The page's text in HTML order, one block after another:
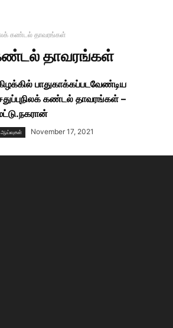
கண்டல் தாவரங்கள்
கண்டல் தாவரங்கள்
பாதுகாக்கப்படவேண்டிய
கண்டல் தாவரங்கள் –
ஆய்வுகள் November 17, 2021